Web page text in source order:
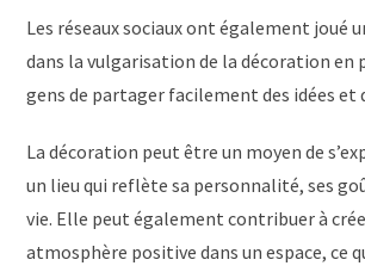
Les réseaux sociaux ont également joué
dans la vulgarisation de la décoration
gens de partager facilement des idées et
La décoration peut être un moyen de
un lieu qui reflète sa personnalité, ses
vie. Elle peut également contribuer à
atmosphère positive dans un espace, ce